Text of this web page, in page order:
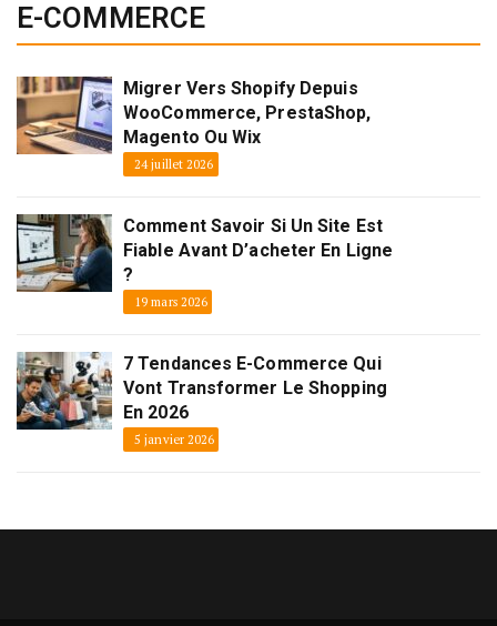
E-COMMERCE
Migrer Vers Shopify Depuis
WooCommerce, PrestaShop,
Magento Ou Wix
24 juillet 2026
Comment Savoir Si Un Site Est
Fiable Avant D’acheter En Ligne
?
19 mars 2026
7 Tendances E-Commerce Qui
Vont Transformer Le Shopping
En 2026
5 janvier 2026